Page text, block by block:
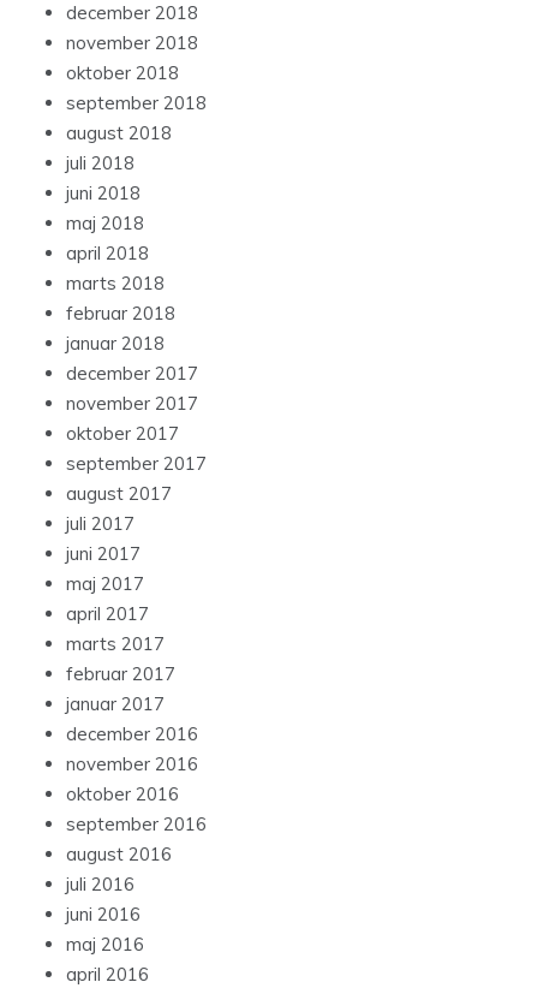
december 2018
november 2018
oktober 2018
september 2018
august 2018
juli 2018
juni 2018
maj 2018
april 2018
marts 2018
februar 2018
januar 2018
december 2017
november 2017
oktober 2017
september 2017
august 2017
juli 2017
juni 2017
maj 2017
april 2017
marts 2017
februar 2017
januar 2017
december 2016
november 2016
oktober 2016
september 2016
august 2016
juli 2016
juni 2016
maj 2016
april 2016